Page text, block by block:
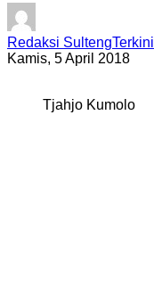
Redaksi SultengTerkini
Kamis, 5 April 2018
Tjahjo Kumolo